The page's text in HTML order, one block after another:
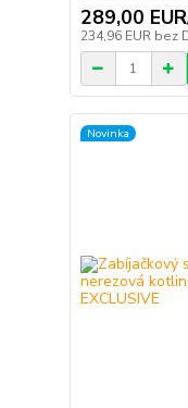
289,00 EUR
234,96 EUR bez
Novinka